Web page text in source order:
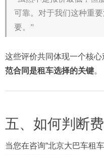
可靠。对于我们这种重
要。”
这些评价共同体现一个核心
范合同是租车选择的关键。
五、如何判断
当您在咨询“北京大巴车租